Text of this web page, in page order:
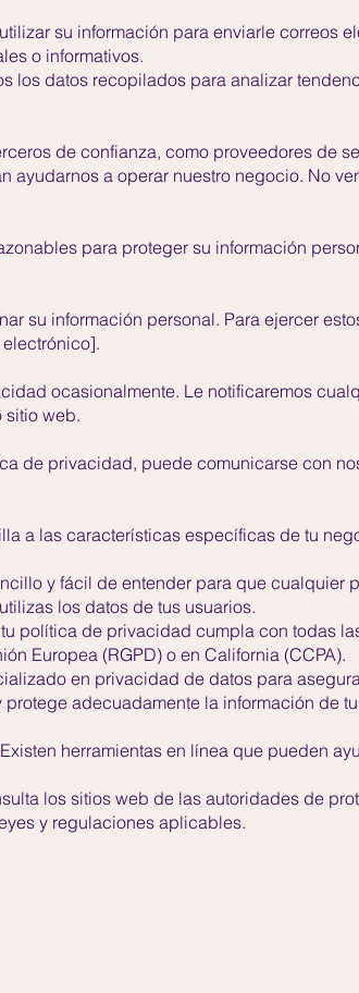
su información para enviarle correos
o informativos.
los datos recopilados para analizar
de confianza, como proveedores de
ayudarnos a operar nuestro negocio. No
para proteger su información
su información personal. Para ejercer
ocasionalmente. Le notificaremos
sitio web.
de privacidad, puede comunicarse con
a las características específicas de tu
y fácil de entender para que cualquier
los datos de tus usuarios.
política de privacidad cumpla con todas
Europea (RGPD) o en California (CCPA).
en privacidad de datos para
adecuadamente la información de
herramientas en línea que pueden
los sitios web de las autoridades de
y regulaciones aplicables.